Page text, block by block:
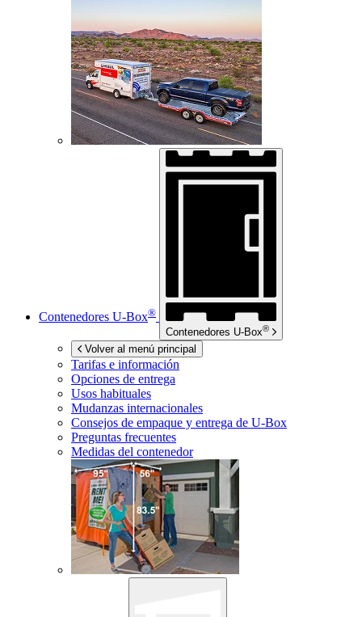
Contenedores U-Box®
Contenedores U-Box®
Volver al menú principal
Tarifas e información
Opciones de entrega
Usos habituales
Mudanzas internacionales
Consejos de empaque y entrega de U-Box
Preguntas frecuentes
Medidas del contenedor